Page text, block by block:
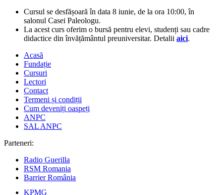
Cursul se desfășoară în data 8 iunie, de la ora 10:00, în
salonul Casei Paleologu.
La acest curs oferim o bursă pentru elevi, studenți sau cadre
didactice din învățământul preuniversitar. Detalii aici.
Acasă
Fundație
Cursuri
Lectori
Contact
Termeni și condiții
Cum deveniți oaspeți
ANPC
SAL ANPC
Parteneri:
Radio Guerilla
RSM Romania
Barrier România
KPMG